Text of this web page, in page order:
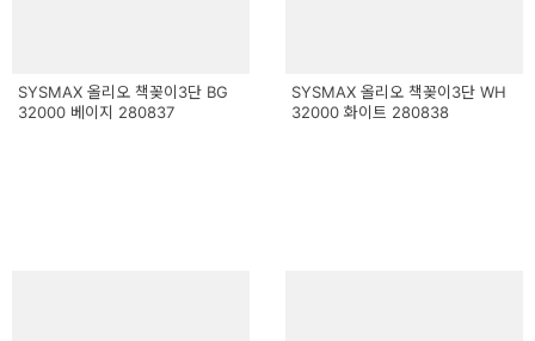
SYSMAX 올리오 책꽂이3단 BG
32000 베이지 280837
SYSMAX 올리오 책꽂이3단 WH
32000 화이트 280838